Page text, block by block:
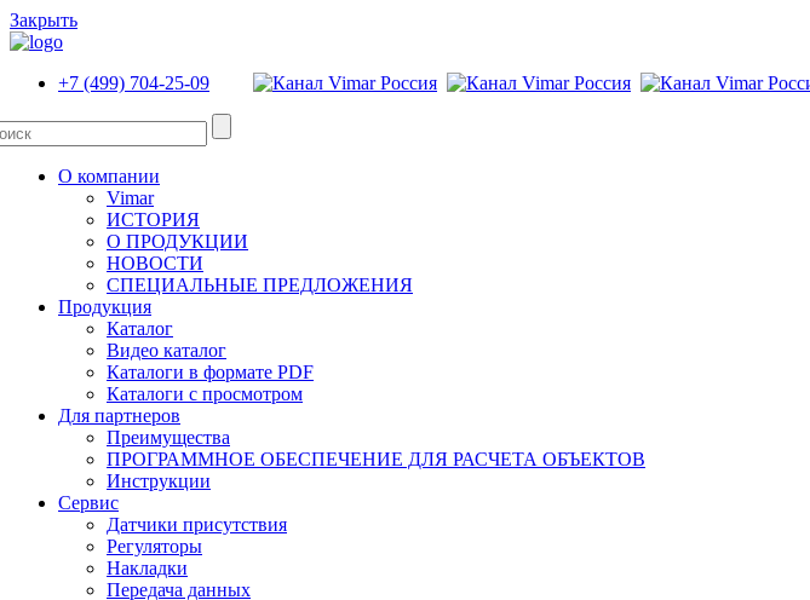
Закрыть
+7 (499) 704-25-09
О компании
Vimar
ИСТОРИЯ
О ПРОДУКЦИИ
НОВОСТИ
СПЕЦИАЛЬНЫЕ ПРЕДЛОЖЕНИЯ
Продукция
Каталог
Видео каталог
Каталоги в формате PDF
Каталоги с просмотром
Для партнеров
Преимущества
ПРОГРАММНОЕ ОБЕСПЕЧЕНИЕ ДЛЯ РАСЧЕТА ОБЪЕКТОВ
Инструкции
Сервис
Датчики присутствия
Регуляторы
Накладки
Передача данных